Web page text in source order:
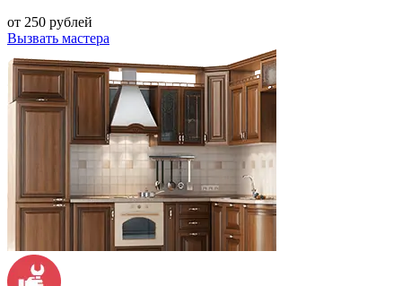
от 250 рублей
Вызвать мастера